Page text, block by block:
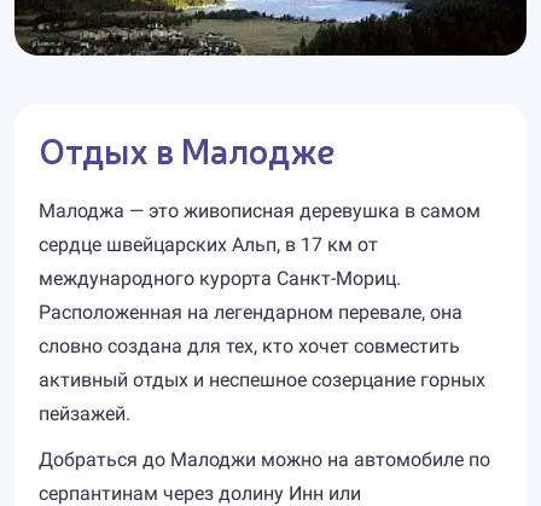
Отдых в Малодже
Малоджа — это живописная деревушка в самом
сердце швейцарских Альп, в 17 км от
международного курорта Санкт-Мориц.
Расположенная на легендарном перевале, она
словно создана для тех, кто хочет совместить
активный отдых и неспешное созерцание горных
пейзажей.
Добраться до Малоджи можно на автомобиле по
серпантинам через долину Инн или